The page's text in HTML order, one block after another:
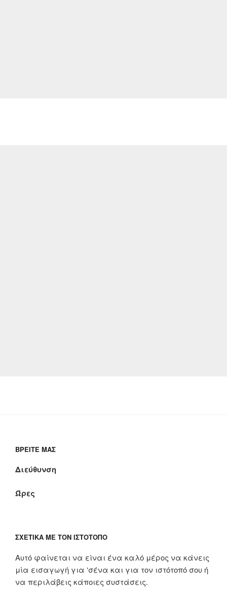
ΒΡΕΊΤΕ ΜΑΣ
Διεύθυνση
Ώρες
ΣΧΕΤΙΚΆ ΜΕ ΤΟΝ ΙΣΤΌΤΟΠΟ
Αυτό φαίνεται να είναι ένα καλό μέρος να κάνεις
μία εισαγωγή για ‘σένα και για τον ιστότοπό σου ή
να περιλάβεις κάποιες συστάσεις.